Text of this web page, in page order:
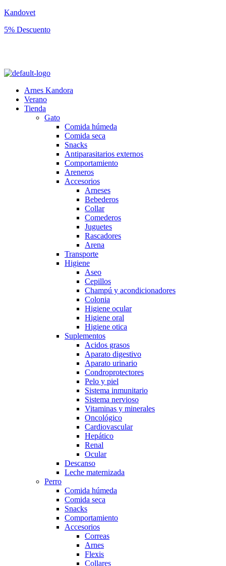
Kandovet
5% Descuento
Arnes Kandora
Verano
Tienda
Gato
Comida húmeda
Comida seca
Snacks
Antiparasitarios externos
Comportamiento
Areneros
Accesorios
Arneses
Bebederos
Collar
Comederos
Juguetes
Rascadores
Arena
Transporte
Higiene
Aseo
Cepillos
Champú y acondicionadores
Colonia
Higiene ocular
Higiene oral
Higiene otica
Suplementos
Acidos grasos
Aparato digestivo
Aparato urinario
Condroprotectores
Pelo y piel
Sistema inmunitario
Sistema nervioso
Vitaminas y minerales
Oncológico
Cardiovascular
Hepático
Renal
Ocular
Descanso
Leche maternizada
Perro
Comida húmeda
Comida seca
Snacks
Comportamiento
Accesorios
Correas
Arnes
Flexis
Collares